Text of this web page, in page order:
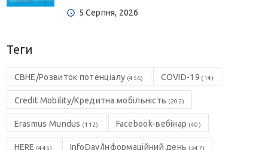
5 Серпня, 2026
Теги
CBHE/Розвиток потенціалу (456) COVID-19 (14)
Credit Mobility/Кредитна мобільність (202)
Erasmus Mundus (112) Facebook-вебінар (40)
HERE (445) InfoDay/Інформаційний день (347)